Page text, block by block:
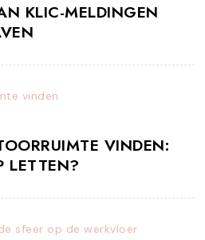
KLIC-MELDINGEN
VINDEN:
LETTEN?